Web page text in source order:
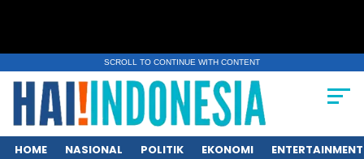
SCROLL TO CONTINUE WITH CONTENT
HOME NASIONAL POLITIK EKONOMI ENTERTAINMENT